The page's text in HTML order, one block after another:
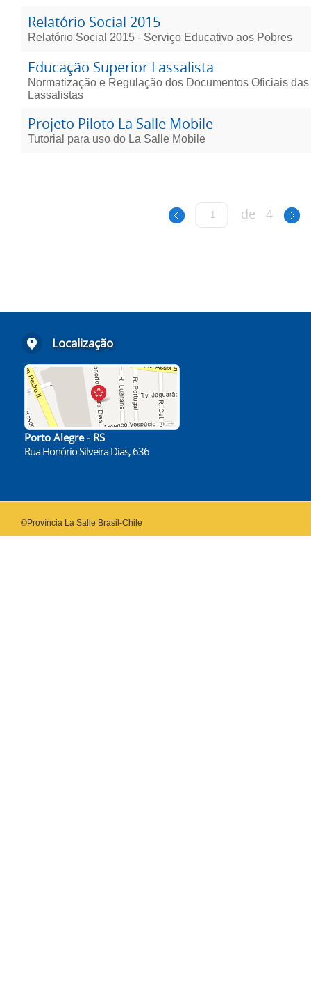
Relatório Social 2015
Relatório Social 2015 - Serviço Educativo aos Pobres
Educação Superior Lassalista
Normatização e Regulação dos Documentos Oficiais
Lassalistas
Projeto Piloto La Salle Mobile
Tutorial para uso do La Salle Mobile
de 4
Localização
Porto Alegre - RS
Rua Honório Silveira Dias, 636
©Província La Salle Brasil-Chile